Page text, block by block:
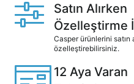
Satın Alırken
Özelleştirme
Casper ürünlerini satın
özelleştirebilirsiniz.
12 Aya Varan